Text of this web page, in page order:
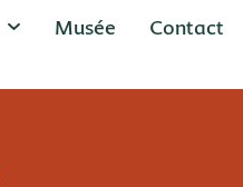
Musée Contact